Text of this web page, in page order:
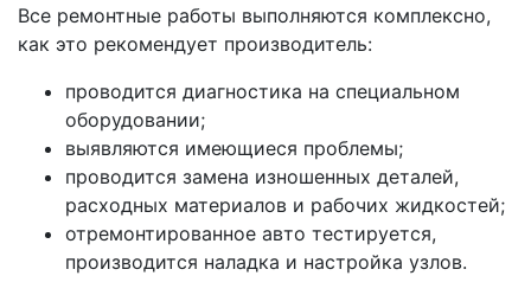
Все ремонтные работы выполняются комплексно,
как это рекомендует производитель:
проводится диагностика на специальном
оборудовании;
выявляются имеющиеся проблемы;
проводится замена изношенных деталей,
расходных материалов и рабочих жидкостей;
отремонтированное авто тестируется,
производится наладка и настройка узлов.